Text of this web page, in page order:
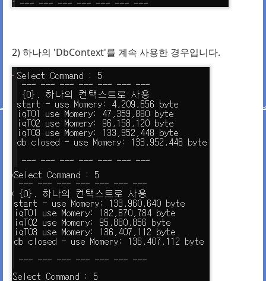
2) 하나의 'DbContext'를 계속 사용한 경우입니다.